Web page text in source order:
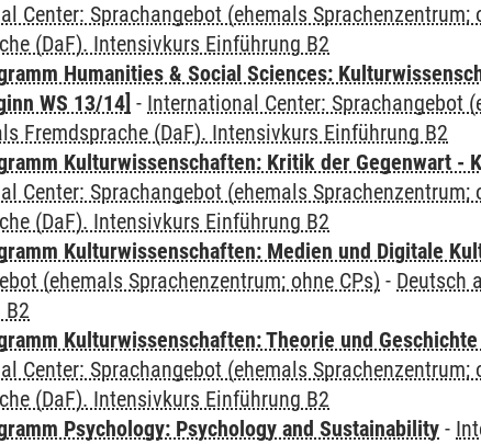
Center: Sprachangebot (ehemals Sprachenzentrum;
(DaF). Intensivkurs Einführung B2
Humanities & Social Sciences:
WS 13/14] - International Center: Sprachangebot
Fremdsprache (DaF). Intensivkurs Einführung B2
Kulturwissenschaften: Kritik der Gegenwart -
Center: Sprachangebot (ehemals Sprachenzentrum;
(DaF). Intensivkurs Einführung B2
Kulturwissenschaften: Medien und Digitale
(ehemals Sprachenzentrum; ohne CPs) - Deutsch
B2
Kulturwissenschaften: Theorie und
Center: Sprachangebot (ehemals Sprachenzentrum;
(DaF). Intensivkurs Einführung B2
Psychology: Psychology and Sustainability -